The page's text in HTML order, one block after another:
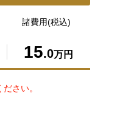
諸費用(税込)
15.0万円
さい。